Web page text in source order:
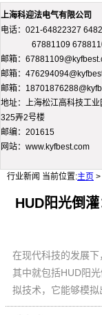
上海科迎法电气有限公司
电话：021-64822327
67881109
邮箱：
邮箱：
邮箱：
地址：上海松江高科技工业
325弄2号楼
邮编：201615
网站：www.kyfbest.com
行业新闻 当前位置:主页 >
HUD阳光倒
在现代科技的发展下
其中就包括HUD阳
拟技术，它能够模